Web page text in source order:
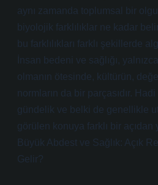
aynı zamanda toplumsal bir
biyolojik farklılıklar ne kadar
bu farklılıkları farklı şekillerde
İnsan bedeni ve sağlığı,
olmanın ötesinde, kültürün,
normların da bir parçasıdır.
gündelik ve belki de genellikle
görülen konuya farklı bir açıdan
Büyük Abdest ve Sağlık: Açık
Gelir?